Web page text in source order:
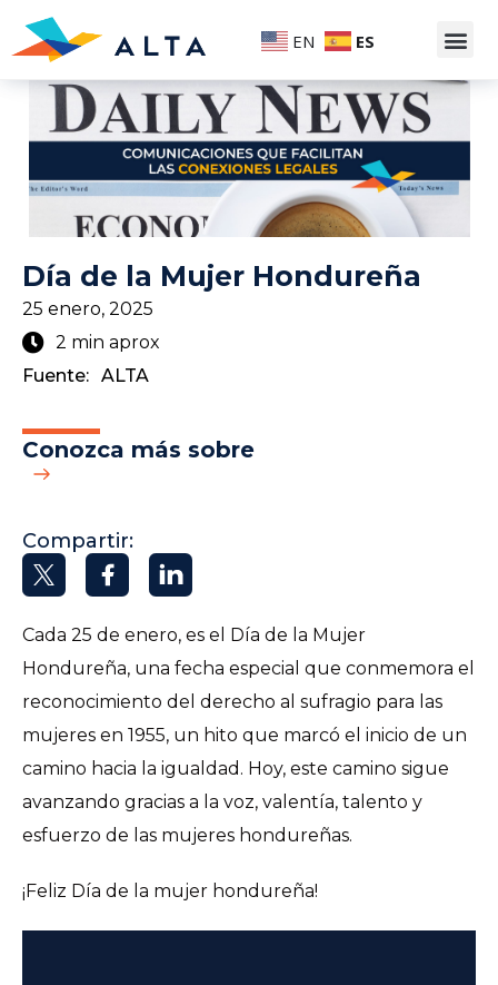
EN ES
Día de la Mujer Hondureña
25 enero, 2025
2 min aprox
Fuente: ALTA
Conozca más sobre
Compartir:
Cada 25 de enero, es el Día de la Mujer
Hondureña, una fecha especial que conmemora el
reconocimiento del derecho al sufragio para las
mujeres en 1955, un hito que marcó el inicio de un
camino hacia la igualdad. Hoy, este camino sigue
avanzando gracias a la voz, valentía, talento y
esfuerzo de las mujeres hondureñas.
¡Feliz Día de la mujer hondureña!